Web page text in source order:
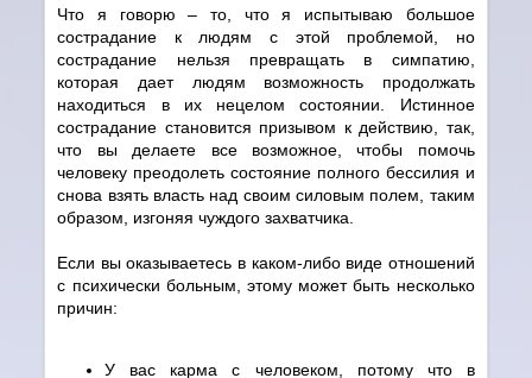
Что я говорю – то, что я испытываю большое
сострадание к людям с этой проблемой, но
сострадание нельзя превращать в симпатию,
которая дает людям возможность продолжать
находиться в их нецелом состоянии. Истинное
сострадание становится призывом к действию, так,
что вы делаете все возможное, чтобы помочь
человеку преодолеть состояние полного бессилия и
снова взять власть над своим силовым полем, таким
образом, изгоняя чуждого захватчика.
Если вы оказываетесь в каком-либо виде отношений
с психически больным, этому может быть несколько
причин:
У вас карма с человеком, потому что в